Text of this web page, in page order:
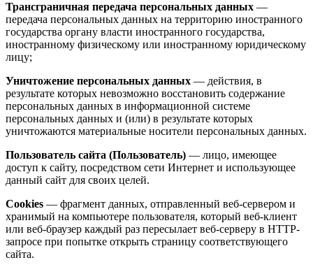
Трансграничная передача персональных данных —
передача персональных данных на территорию иностранного
государства органу власти иностранного государства,
иностранному физическому или иностранному юридическому
лицу;
Уничтожение персональных данных — действия, в
результате которых невозможно восстановить содержание
персональных данных в информационной системе
персональных данных и (или) в результате которых
уничтожаются материальные носители персональных данных.
Пользователь сайта (Пользователь) — лицо, имеющее
доступ к сайту, посредством сети Интернет и использующее
данный сайт для своих целей.
Cookies — фрагмент данных, отправленный веб-сервером и
хранимый на компьютере пользователя, который веб-клиент
или веб-браузер каждый раз пересылает веб-серверу в HTTP-
запросе при попытке открыть страницу соответствующего
сайта.